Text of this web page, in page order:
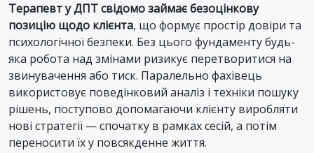
Терапевт у ДПТ свідомо займає безоцінкову
позицію щодо клієнта, що формує простір довіри та
психологічної безпеки. Без цього фундаменту будь-
яка робота над змінами ризикує перетворитися на
звинувачення або тиск. Паралельно фахівець
використовує поведінковий аналіз і техніки пошуку
рішень, поступово допомагаючи клієнту виробляти
нові стратегії — спочатку в рамках сесій, а потім
переносити їх у повсякденне життя.